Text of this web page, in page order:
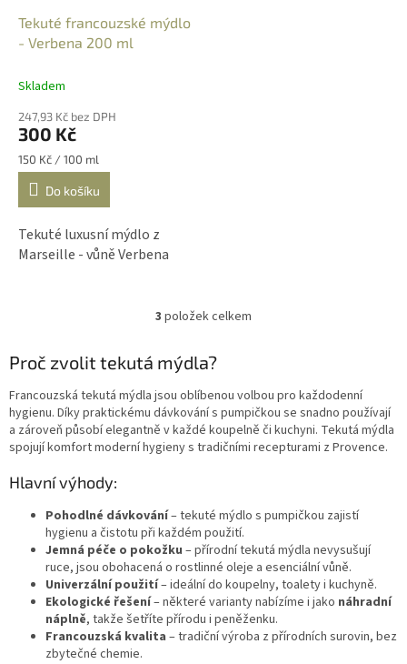
Tekuté francouzské mýdlo
- Verbena 200 ml
Skladem
247,93 Kč bez DPH
300 Kč
Měrná
cena:
150 Kč / 100 ml
Do košíku
Tekuté luxusní mýdlo z
Marseille - vůně Verbena
O
l
á
d
a
c
í
k
y
v
ý
p
i
s
u
3 položek celkem
Proč zvolit tekutá mýdla?
Francouzská tekutá mýdla jsou oblíbenou volbou pro každodenní
hygienu. Díky praktickému dávkování s pumpičkou se snadno používají
a zároveň působí elegantně v každé koupelně či kuchyni. Tekutá mýdla
spojují komfort moderní hygieny s tradičními recepturami z Provence.
Hlavní výhody:
Pohodlné dávkování– tekuté mýdlo s pumpičkou zajistí
hygienu a čistotu při každém použití.
Jemná péče o pokožku – přírodní tekutá mýdla nevysušují
ruce, jsou obohacená o rostlinné oleje a esenciální vůně.
Univerzální použití– ideální do koupelny, toalety i kuchyně.
Ekologické řešení– některé varianty nabízíme i jako náhradní
náplně, takže šetříte přírodu i peněženku.
Francouzská kvalita – tradiční výroba z přírodních surovin, bez
zbytečné chemie.